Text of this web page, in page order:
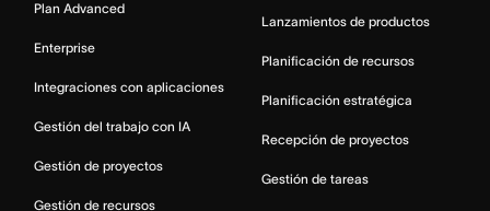
Plan Advanced
Enterprise
Integraciones con aplicaciones
Gestión del trabajo con IA
Gestión de proyectos
Gestión de recursos
Lanzamientos de productos
Planificación de recursos
Planificación estratégica
Recepción de proyectos
Gestión de tareas